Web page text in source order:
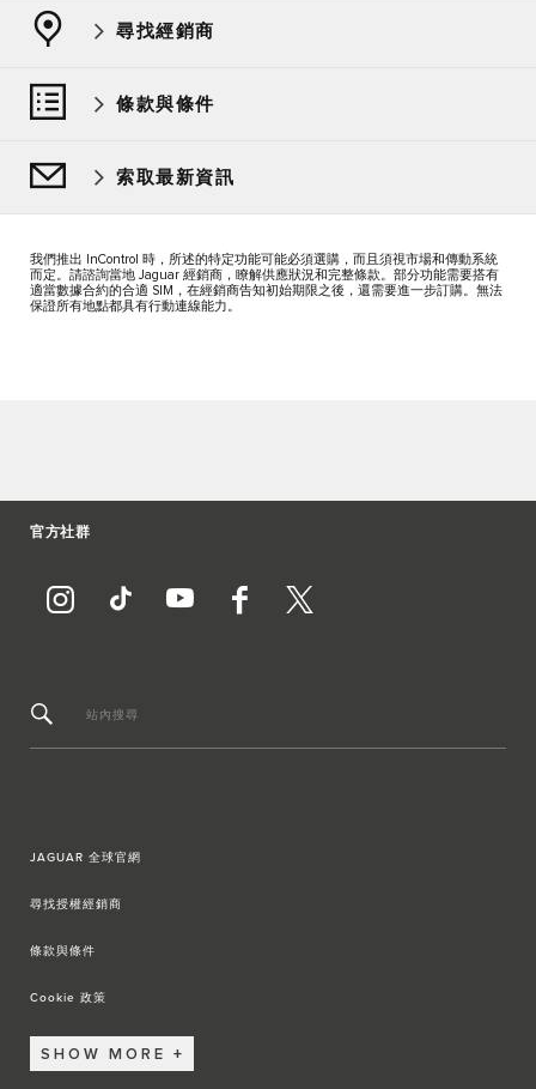
尋找經銷商
條款與條件
索取最新資訊
我們推出 InControl 時，所述的特定功能可能必須選購，而且須視市場和傳動系統
而定。請諮詢當地 Jaguar 經銷商，瞭解供應狀況和完整條款。部分功能需要搭有
適當數據合約的合適 SIM，在經銷商告知初始期限之後，還需要進一步訂購。無法
保證所有地點都具有行動連線能力。
官方社群
站內搜尋
JAGUAR 全球官網
尋找授權經銷商
條款與條件
Cookie 政策
SHOW MORE